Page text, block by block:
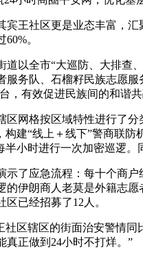
宾王社区更是业态丰富，
。
以全市“大巡防、大排查
服务队、石榴籽民族志愿
，有效促进民族间的和谐共
区网格按区域特性进行了
建“线上＋线下”警商联
小时进行一次加密巡逻
示了应急流程：每十个商
的伊朗商人老莫是外籍志
已经招募了12人。
社区辖区的街面治安警情
真正做到24小时不打烊。”